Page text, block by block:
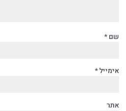
שם*
אימייל*
אתר